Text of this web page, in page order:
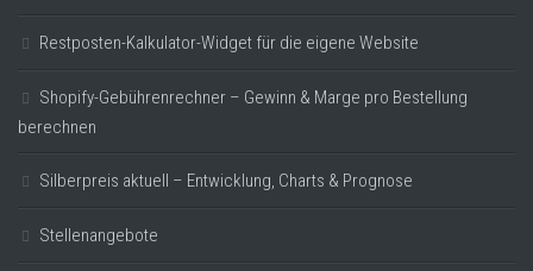
Restposten-Kalkulator-Widget für die eigene Website
Shopify-Gebührenrechner – Gewinn & Marge pro Bestellung
berechnen
Silberpreis aktuell – Entwicklung, Charts & Prognose
Stellenangebote